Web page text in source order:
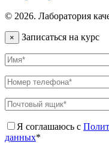
© 2026. Лаборатория
× Записаться на курс
Я соглашаюсь с
данных*